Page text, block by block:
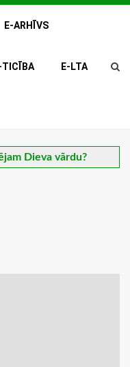
E-ARHĪVS
TICĪBA E-LTA
Dieva vārdu?